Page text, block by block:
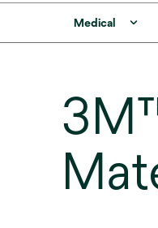
Medical